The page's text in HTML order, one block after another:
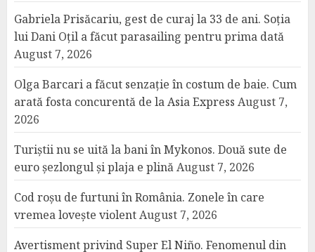
Gabriela Prisăcariu, gest de curaj la 33 de ani. Soția
lui Dani Oțil a făcut parasailing pentru prima dată
August 7, 2026
Olga Barcari a făcut senzație în costum de baie. Cum
arată fosta concurentă de la Asia Express August 7,
2026
Turiștii nu se uită la bani în Mykonos. Două sute de
euro șezlongul și plaja e plinăAugust 7, 2026
Cod roșu de furtuni în România. Zonele în care
vremea lovește violentAugust 7, 2026
Avertisment privind Super El Niño. Fenomenul din